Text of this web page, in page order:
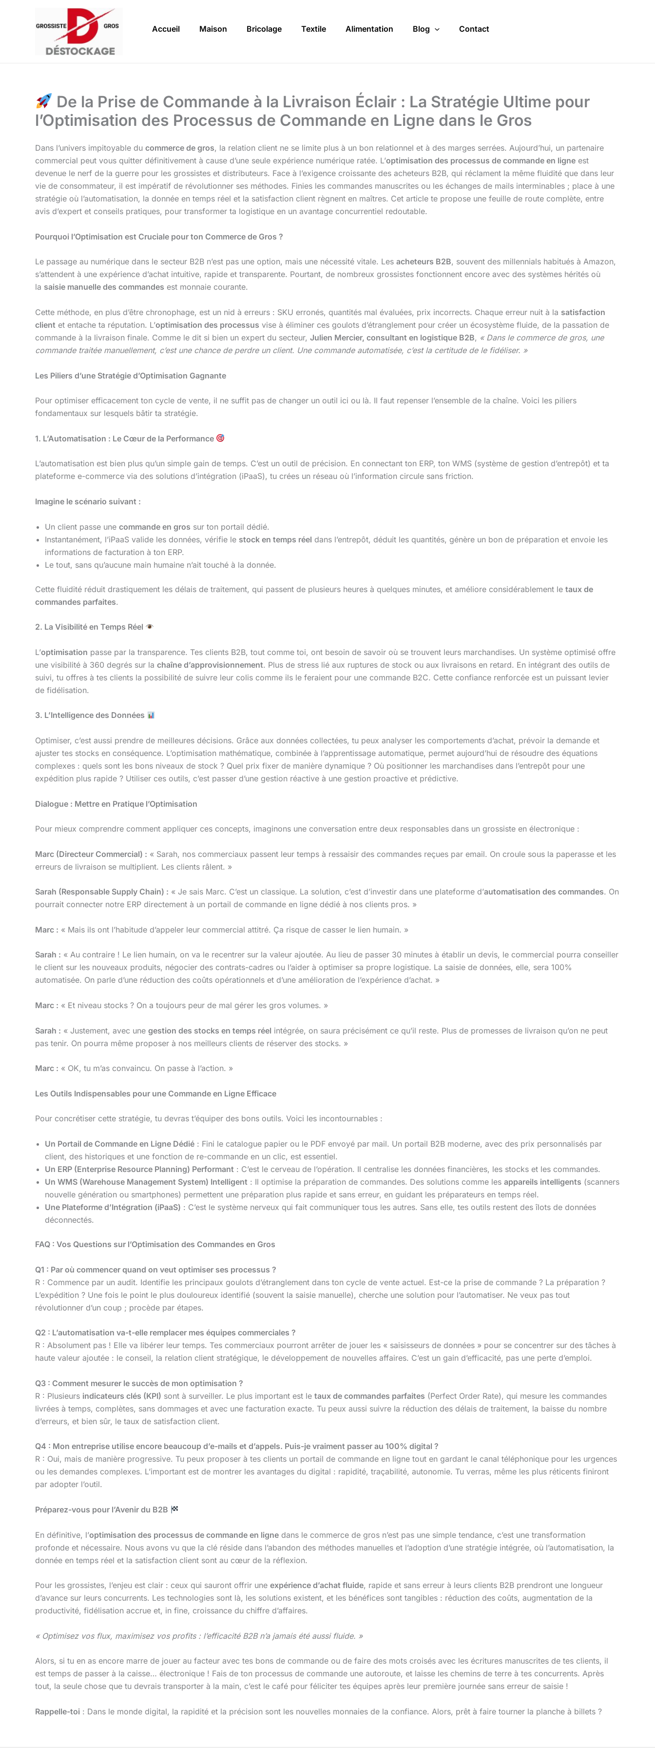
Accueil Maison Bricolage Textile Alimentation Blog Contact
De la Prise de Commande à la Livraison Éclair : La Stratégie Ultime pour
l’Optimisation des Processus de Commande en Ligne dans le Gros
Dans l’univers impitoyable du commerce de gros, la relation client ne se limite plus à un bon relationnel et à des marges serrées. Aujourd’hui, un partenaire
commercial peut vous quitter définitivement à cause d’une seule expérience numérique ratée. L’optimisation des processus de commande en ligne est
devenue le nerf de la guerre pour les grossistes et distributeurs. Face à l’exigence croissante des acheteurs B2B, qui réclament la même fluidité que dans leur
vie de consommateur, il est impératif de révolutionner ses méthodes. Finies les commandes manuscrites ou les échanges de mails interminables ; place à une
stratégie où l’automatisation, la donnée en temps réel et la satisfaction client règnent en maîtres. Cet article te propose une feuille de route complète, entre
avis d’expert et conseils pratiques, pour transformer ta logistique en un avantage concurrentiel redoutable.
Pourquoi l’Optimisation est Cruciale pour ton Commerce de Gros ?
Le passage au numérique dans le secteur B2B n’est pas une option, mais une nécessité vitale. Les acheteurs B2B, souvent des millennials habitués à Amazon,
s’attendent à une expérience d’achat intuitive, rapide et transparente. Pourtant, de nombreux grossistes fonctionnent encore avec des systèmes hérités où
la saisie manuelle des commandes est monnaie courante.
Cette méthode, en plus d’être chronophage, est un nid à erreurs : SKU erronés, quantités mal évaluées, prix incorrects. Chaque erreur nuit à la satisfaction
client et entache ta réputation. L’optimisation des processus vise à éliminer ces goulots d’étranglement pour créer un écosystème fluide, de la passation de
commande à la livraison finale. Comme le dit si bien un expert du secteur, Julien Mercier, consultant en logistique B2B, « Dans le commerce de gros, une
commande traitée manuellement, c’est une chance de perdre un client. Une commande automatisée, c’est la certitude de le fidéliser. »
Les Piliers d’une Stratégie d’Optimisation Gagnante
Pour optimiser efficacement ton cycle de vente, il ne suffit pas de changer un outil ici ou là. Il faut repenser l’ensemble de la chaîne. Voici les piliers
fondamentaux sur lesquels bâtir ta stratégie.
1. L’Automatisation : Le Cœur de la Performance
L’automatisation est bien plus qu’un simple gain de temps. C’est un outil de précision. En connectant ton ERP, ton WMS (système de gestion d’entrepôt) et ta
plateforme e-commerce via des solutions d’intégration (iPaaS), tu crées un réseau où l’information circule sans friction.
Imagine le scénario suivant :
Un client passe une commande en gros sur ton portail dédié.
Instantanément, l’iPaaS valide les données, vérifie le stock en temps réel dans l’entrepôt, déduit les quantités, génère un bon de préparation et envoie les
informations de facturation à ton ERP.
Le tout, sans qu’aucune main humaine n’ait touché à la donnée.
Cette fluidité réduit drastiquement les délais de traitement, qui passent de plusieurs heures à quelques minutes, et améliore considérablement le taux de
commandes parfaites.
2. La Visibilité en Temps Réel
L’optimisation passe par la transparence. Tes clients B2B, tout comme toi, ont besoin de savoir où se trouvent leurs marchandises. Un système optimisé offre
une visibilité à 360 degrés sur la chaîne d’approvisionnement. Plus de stress lié aux ruptures de stock ou aux livraisons en retard. En intégrant des outils de
suivi, tu offres à tes clients la possibilité de suivre leur colis comme ils le feraient pour une commande B2C. Cette confiance renforcée est un puissant levier
de fidélisation.
3. L’Intelligence des Données
Optimiser, c’est aussi prendre de meilleures décisions. Grâce aux données collectées, tu peux analyser les comportements d’achat, prévoir la demande et
ajuster tes stocks en conséquence. L’optimisation mathématique, combinée à l’apprentissage automatique, permet aujourd’hui de résoudre des équations
complexes : quels sont les bons niveaux de stock ? Quel prix fixer de manière dynamique ? Où positionner les marchandises dans l’entrepôt pour une
expédition plus rapide ? Utiliser ces outils, c’est passer d’une gestion réactive à une gestion proactive et prédictive.
Dialogue : Mettre en Pratique l’Optimisation
Pour mieux comprendre comment appliquer ces concepts, imaginons une conversation entre deux responsables dans un grossiste en électronique :
Marc (Directeur Commercial) : « Sarah, nos commerciaux passent leur temps à ressaisir des commandes reçues par email. On croule sous la paperasse et les
erreurs de livraison se multiplient. Les clients râlent. »
Sarah (Responsable Supply Chain) : « Je sais Marc. C’est un classique. La solution, c’est d’investir dans une plateforme d’automatisation des commandes. On
pourrait connecter notre ERP directement à un portail de commande en ligne dédié à nos clients pros. »
Marc : « Mais ils ont l’habitude d’appeler leur commercial attitré. Ça risque de casser le lien humain. »
Sarah : « Au contraire ! Le lien humain, on va le recentrer sur la valeur ajoutée. Au lieu de passer 30 minutes à établir un devis, le commercial pourra conseiller
le client sur les nouveaux produits, négocier des contrats-cadres ou l’aider à optimiser sa propre logistique. La saisie de données, elle, sera 100%
automatisée. On parle d’une réduction des coûts opérationnels et d’une amélioration de l’expérience d’achat. »
Marc : « Et niveau stocks ? On a toujours peur de mal gérer les gros volumes. »
Sarah : « Justement, avec une gestion des stocks en temps réel intégrée, on saura précisément ce qu’il reste. Plus de promesses de livraison qu’on ne peut
pas tenir. On pourra même proposer à nos meilleurs clients de réserver des stocks. »
Marc : « OK, tu m’as convaincu. On passe à l’action. »
Les Outils Indispensables pour une Commande en Ligne Efficace
Pour concrétiser cette stratégie, tu devras t’équiper des bons outils. Voici les incontournables :
Un Portail de Commande en Ligne Dédié : Fini le catalogue papier ou le PDF envoyé par mail. Un portail B2B moderne, avec des prix personnalisés par
client, des historiques et une fonction de re-commande en un clic, est essentiel.
Un ERP (Enterprise Resource Planning) Performant : C’est le cerveau de l’opération. Il centralise les données financières, les stocks et les commandes.
Un WMS (Warehouse Management System) Intelligent : Il optimise la préparation de commandes. Des solutions comme les appareils intelligents (scanners
nouvelle génération ou smartphones) permettent une préparation plus rapide et sans erreur, en guidant les préparateurs en temps réel.
Une Plateforme d’Intégration (iPaaS) : C’est le système nerveux qui fait communiquer tous les autres. Sans elle, tes outils restent des îlots de données
déconnectés.
FAQ : Vos Questions sur l’Optimisation des Commandes en Gros
Q1 : Par où commencer quand on veut optimiser ses processus ?
R : Commence par un audit. Identifie les principaux goulots d’étranglement dans ton cycle de vente actuel. Est-ce la prise de commande ? La préparation ?
L’expédition ? Une fois le point le plus douloureux identifié (souvent la saisie manuelle), cherche une solution pour l’automatiser. Ne veux pas tout
révolutionner d’un coup ; procède par étapes.
Q2 : L’automatisation va-t-elle remplacer mes équipes commerciales ?
R : Absolument pas ! Elle va libérer leur temps. Tes commerciaux pourront arrêter de jouer les « saisisseurs de données » pour se concentrer sur des tâches à
haute valeur ajoutée : le conseil, la relation client stratégique, le développement de nouvelles affaires. C’est un gain d’efficacité, pas une perte d’emploi.
Q3 : Comment mesurer le succès de mon optimisation ?
R : Plusieurs indicateurs clés (KPI) sont à surveiller. Le plus important est le taux de commandes parfaites (Perfect Order Rate), qui mesure les commandes
livrées à temps, complètes, sans dommages et avec une facturation exacte. Tu peux aussi suivre la réduction des délais de traitement, la baisse du nombre
d’erreurs, et bien sûr, le taux de satisfaction client.
Q4 : Mon entreprise utilise encore beaucoup d’e-mails et d’appels. Puis-je vraiment passer au 100% digital ?
R : Oui, mais de manière progressive. Tu peux proposer à tes clients un portail de commande en ligne tout en gardant le canal téléphonique pour les urgences
ou les demandes complexes. L’important est de montrer les avantages du digital : rapidité, traçabilité, autonomie. Tu verras, même les plus réticents finiront
par adopter l’outil.
Préparez-vous pour l’Avenir du B2B
En définitive, l’optimisation des processus de commande en ligne dans le commerce de gros n’est pas une simple tendance, c’est une transformation
profonde et nécessaire. Nous avons vu que la clé réside dans l’abandon des méthodes manuelles et l’adoption d’une stratégie intégrée, où l’automatisation, la
donnée en temps réel et la satisfaction client sont au cœur de la réflexion.
Pour les grossistes, l’enjeu est clair : ceux qui sauront offrir une expérience d’achat fluide, rapide et sans erreur à leurs clients B2B prendront une longueur
d’avance sur leurs concurrents. Les technologies sont là, les solutions existent, et les bénéfices sont tangibles : réduction des coûts, augmentation de la
productivité, fidélisation accrue et, in fine, croissance du chiffre d’affaires.
« Optimisez vos flux, maximisez vos profits : l’efficacité B2B n’a jamais été aussi fluide. »
Alors, si tu en as encore marre de jouer au facteur avec tes bons de commande ou de faire des mots croisés avec les écritures manuscrites de tes clients, il
est temps de passer à la caisse… électronique ! Fais de ton processus de commande une autoroute, et laisse les chemins de terre à tes concurrents. Après
tout, la seule chose que tu devrais transporter à la main, c’est le café pour féliciter tes équipes après leur première journée sans erreur de saisie !
Rappelle-toi : Dans le monde digital, la rapidité et la précision sont les nouvelles monnaies de la confiance. Alors, prêt à faire tourner la planche à billets ?